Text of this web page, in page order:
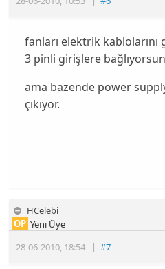
fanları elektrik kablolarını
3 pinli girişlere
ama bazende power
çıkıyor.
HCelebi
28-06-2010, 18:54 |#7
OP Yeni Üye